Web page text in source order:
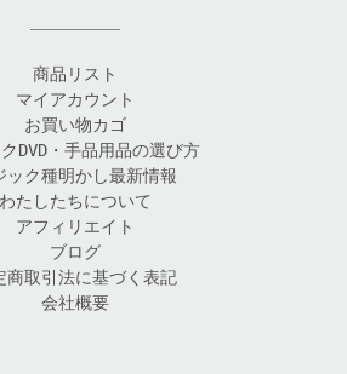
商品リスト
マイアカウント
お買い物カゴ
DVD・手品用品の選び方
ック種明かし最新情報
わたしたちについて
アフィリエイト
ブログ
商取引法に基づく表記
会社概要